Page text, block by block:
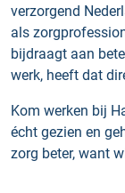
verzorgend
als
bijdraagt aan
werk, heeft dat
Kom werken bij
écht gezien en
zorg beter, want